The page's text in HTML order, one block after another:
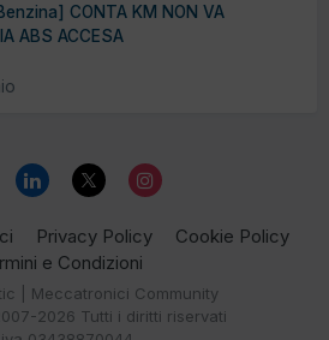
CONTA KM NON VA
ABS ACCESA
Privacy Policy
Cookie Policy
e Condizioni
| Meccatronici Community
2026 Tutti i diritti riservati